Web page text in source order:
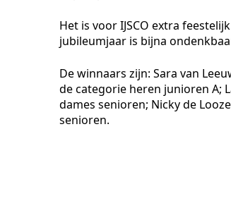
Het is voor IJSCO extra
jubileumjaar is bijna
De winnaars zijn: Sara van
de categorie heren junioren A;
dames senioren; Nicky de
senioren.